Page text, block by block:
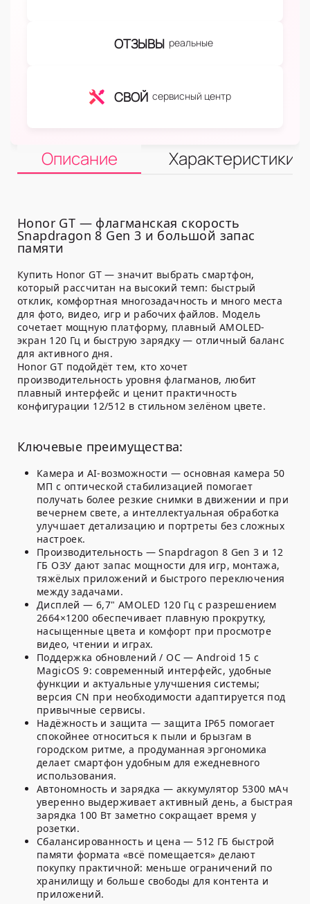
ОТЗЫВЫ реальные
СВОЙ сервисный центр
Описание Характеристики
Honor GT — флагманская скорость
Snapdragon 8 Gen 3 и большой запас
памяти
Купить Honor GT — значит выбрать смартфон,
который рассчитан на высокий темп: быстрый
отклик, комфортная многозадачность и много места
для фото, видео, игр и рабочих файлов. Модель
сочетает мощную платформу, плавный AMOLED-
экран 120 Гц и быструю зарядку — отличный баланс
для активного дня.
Honor GT подойдёт тем, кто хочет
производительность уровня флагманов, любит
плавный интерфейс и ценит практичность
конфигурации 12/512 в стильном зелёном цвете.
Ключевые преимущества:
Камера и AI-возможности — основная камера 50
МП с оптической стабилизацией помогает
получать более резкие снимки в движении и при
вечернем свете, а интеллектуальная обработка
улучшает детализацию и портреты без сложных
настроек.
Производительность — Snapdragon 8 Gen 3 и 12
ГБ ОЗУ дают запас мощности для игр, монтажа,
тяжёлых приложений и быстрого переключения
между задачами.
Дисплей — 6,7" AMOLED 120 Гц с разрешением
2664×1200 обеспечивает плавную прокрутку,
насыщенные цвета и комфорт при просмотре
видео, чтении и играх.
Поддержка обновлений / ОС — Android 15 с
MagicOS 9: современный интерфейс, удобные
функции и актуальные улучшения системы;
версия CN при необходимости адаптируется под
привычные сервисы.
Надёжность и защита — защита IP65 помогает
спокойнее относиться к пыли и брызгам в
городском ритме, а продуманная эргономика
делает смартфон удобным для ежедневного
использования.
Автономность и зарядка — аккумулятор 5300 мАч
уверенно выдерживает активный день, а быстрая
зарядка 100 Вт заметно сокращает время у
розетки.
Сбалансированность и цена — 512 ГБ быстрой
памяти формата «всё помещается» делают
покупку практичной: меньше ограничений по
хранилищу и больше свободы для контента и
приложений.